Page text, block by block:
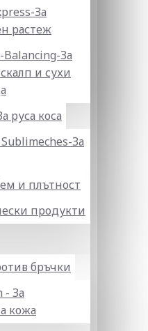
За
растеж
Balancing-За
и сухи
руса коса
За
и плътност
продукти
бръчки
- За
кожа